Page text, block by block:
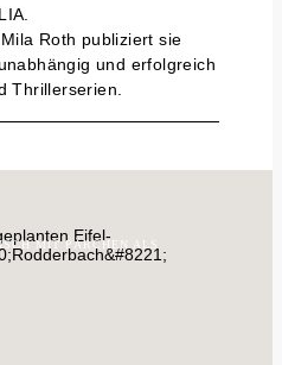
Roth publiziert sie
und erfolgreich
Thrillerserien.
MIT PÄRCHEN ALS